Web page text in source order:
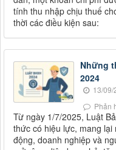
tính thu nhập chịu thuế
thời các điều kiện sau:
Những
2024
13/09/
Phản
Từ ngày 1/7/2025, Luật
thức có hiệu lực, mang lại
động, doanh nghiệp và